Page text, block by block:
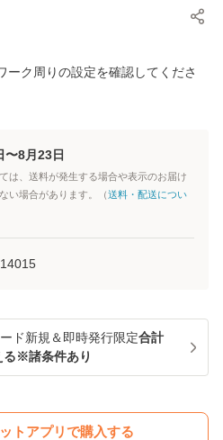
ーク周りの設定を確認してくださ
〜8月23日
は、送料が発生する場合や表示のお届け
い場合があります。（送料・配送につい
ド新規＆即時発行限定合計
る※諸条件あり
トアプリで購入する